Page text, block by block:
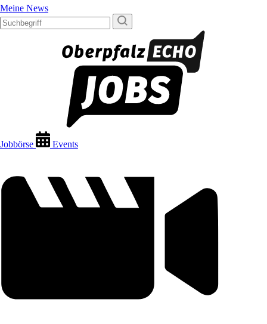
Meine News
Jobbörse Events